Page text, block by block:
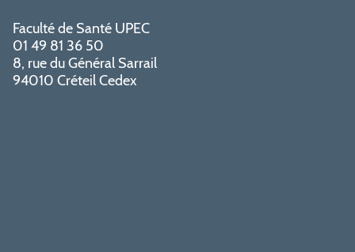
Faculté de Santé UPEC
01 49 81 36 50
8, rue du Général Sarrail
94010 Créteil Cedex